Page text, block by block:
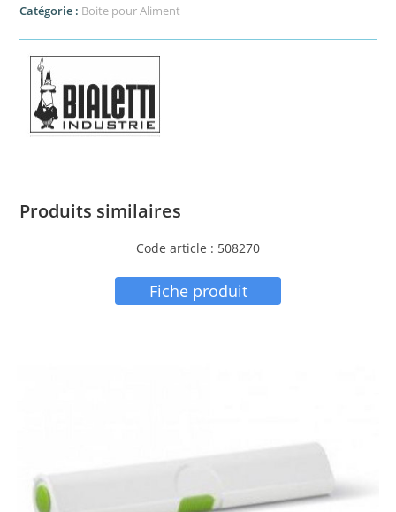
Catégorie : Boite pour Aliment
Produits similaires
Code article : 508270
Fiche produit